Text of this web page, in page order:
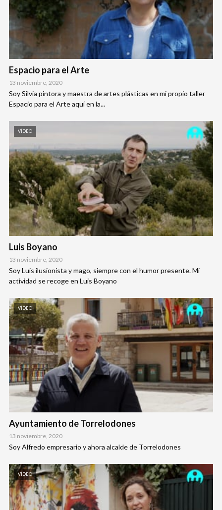
Espacio para el Arte
13 noviembre, 2020
Soy Silvia pintora y maestra de artes plásticas en mi propio taller
Espacio para el Arte aquí en la...
VÍDEO
Luis Boyano
13 noviembre, 2020
Soy Luis ilusionista y mago, siempre con el humor presente. Mi
actividad se recoge en Luis Boyano
VÍDEO
Ayuntamiento de Torrelodones
13 noviembre, 2020
Soy Alfredo empresario y ahora alcalde de Torrelodones
VÍDEO